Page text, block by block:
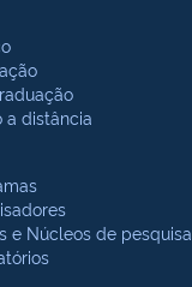
a distância
e Núcleos de pesquisa